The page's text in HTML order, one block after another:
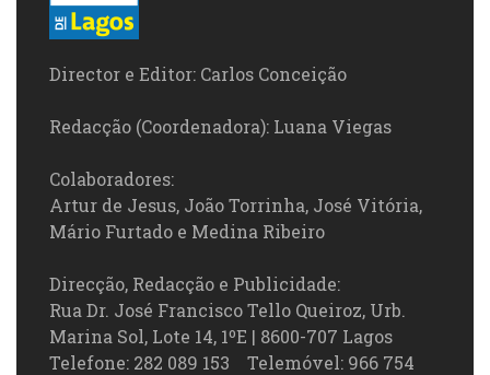
Director e Editor: Carlos Conceição
Redacção (Coordenadora): Luana Viegas
Colaboradores:
Artur de Jesus, João Torrinha, José Vitória,
Mário Furtado e Medina Ribeiro
Direcção, Redacção e Publicidade:
Rua Dr. José Francisco Tello Queiroz, Urb.
Marina Sol, Lote 14, 1ºE | 8600-707 Lagos
Telefone: 282 089 153 Telemóvel: 966 754